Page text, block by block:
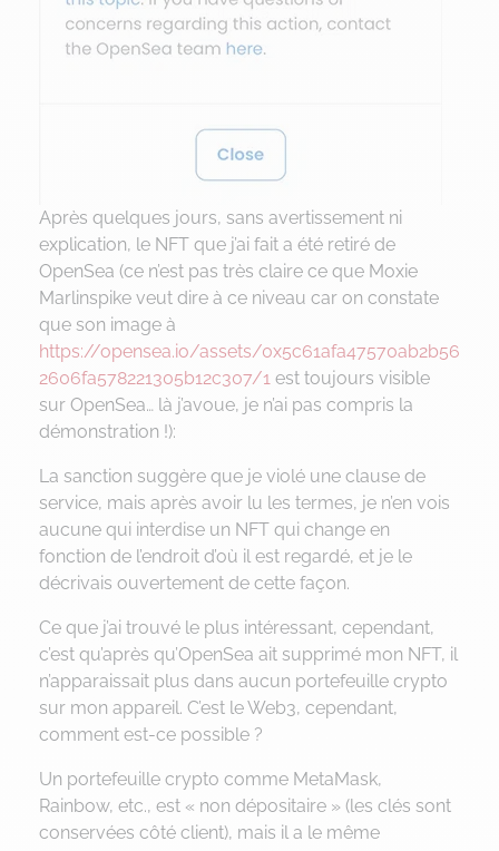
Après quelques jours, sans avertissement ni
explication, le NFT que j’ai fait a été retiré de
OpenSea (ce n’est pas très claire ce que Moxie
Marlinspike veut dire à ce niveau car on constate
que son image à
https://opensea.io/assets/0x5c61afa47570ab2b56
2606fa578221305b12c307/1 est toujours visible
sur OpenSea… là j’avoue, je n’ai pas compris la
démonstration !):
La sanction suggère que je violé une clause de
service, mais après avoir lu les termes, je n’en vois
aucune qui interdise un NFT qui change en
fonction de l’endroit d’où il est regardé, et je le
décrivais ouvertement de cette façon.
Ce que j’ai trouvé le plus intéressant, cependant,
c’est qu’après qu’OpenSea ait supprimé mon NFT, il
n’apparaissait plus dans aucun portefeuille crypto
sur mon appareil. C’est le Web3, cependant,
comment est-ce possible ?
Un portefeuille crypto comme MetaMask,
Rainbow, etc., est « non dépositaire » (les clés sont
conservées côté client), mais il a le même